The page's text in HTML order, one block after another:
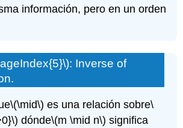
información, pero en un orden
: Inverse of
\(\mid\) es una relación sobre\
dónde\(m \mid n\) significa